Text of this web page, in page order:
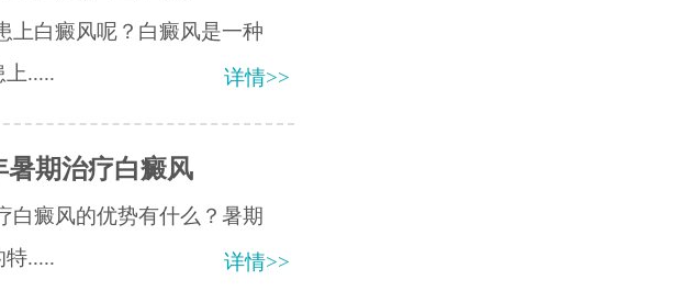
上白癜风呢？白癜风是一种
.....
详情>>
期治疗白癜风
白癜风的优势有什么？暑期
.....
详情>>